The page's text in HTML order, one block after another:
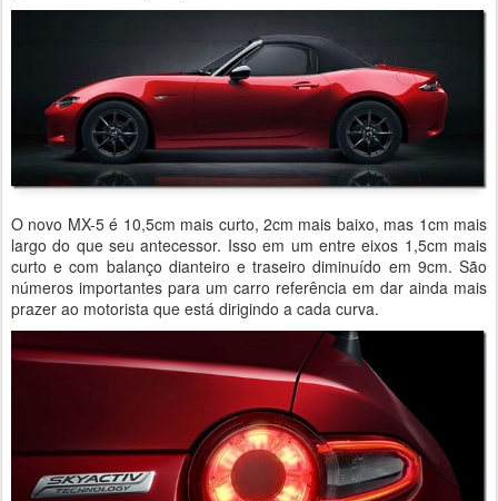
O novo MX-5 é 10,5cm mais curto, 2cm mais baixo, mas 1cm mais
largo do que seu antecessor. Isso em um entre eixos 1,5cm mais
curto e com balanço dianteiro e traseiro diminuído em 9cm. São
números importantes para um carro referência em dar ainda mais
prazer ao motorista que está dirigindo a cada curva.